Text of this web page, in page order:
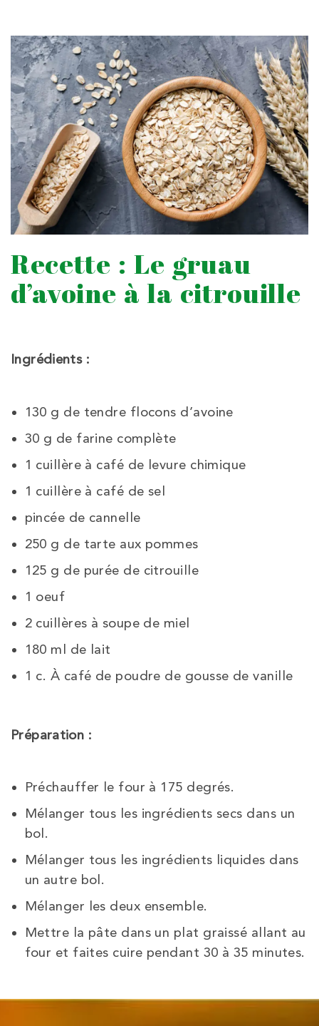
Recette : Le gruau
d’avoine à la citrouille
Ingrédients :
130 g de tendre flocons d’avoine
30 g de farine complète
1 cuillère à café de levure chimique
1 cuillère à café de sel
pincée de cannelle
250 g de tarte aux pommes
125 g de purée de citrouille
1 oeuf
2 cuillères à soupe de miel
180 ml de lait
1 c. À café de poudre de gousse de vanille
Préparation :
Préchauffer le four à 175 degrés.
Mélanger tous les ingrédients secs dans un
bol.
Mélanger tous les ingrédients liquides dans
un autre bol.
Mélanger les deux ensemble.
Mettre la pâte dans un plat graissé allant au
four et faites cuire pendant 30 à 35 minutes.